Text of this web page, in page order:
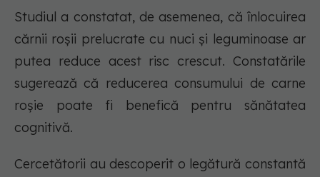
Studiul a constatat, de asemenea, că înlocuirea
cărnii roșii prelucrate cu nuci și leguminoase ar
putea reduce acest risc crescut. Constatările
sugerează că reducerea consumului de carne
roșie poate fi benefică pentru sănătatea
cognitivă.
Cercetătorii au descoperit o legătură constantă